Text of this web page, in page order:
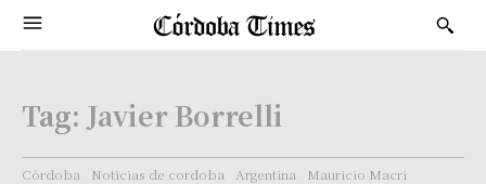
Tag: Javier Borrelli
Córdoba Noticias de cordoba Argentina
Mauricio Macri